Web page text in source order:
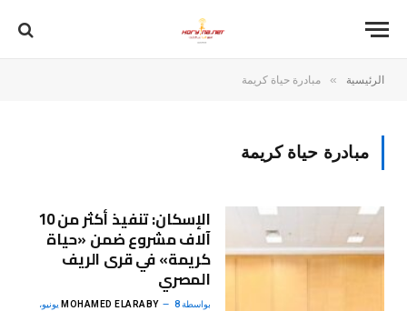
الرئيسية » مبادرة حياة كريمة
مبادرة حياة كريمة
الإسكان: تنفيذ أكثر من 10
آلاف مشروع ضمن «حياة
كريمة» في قرى الريف
المصري
بواسطة MOHAMED ELARABY 8 يونيو،